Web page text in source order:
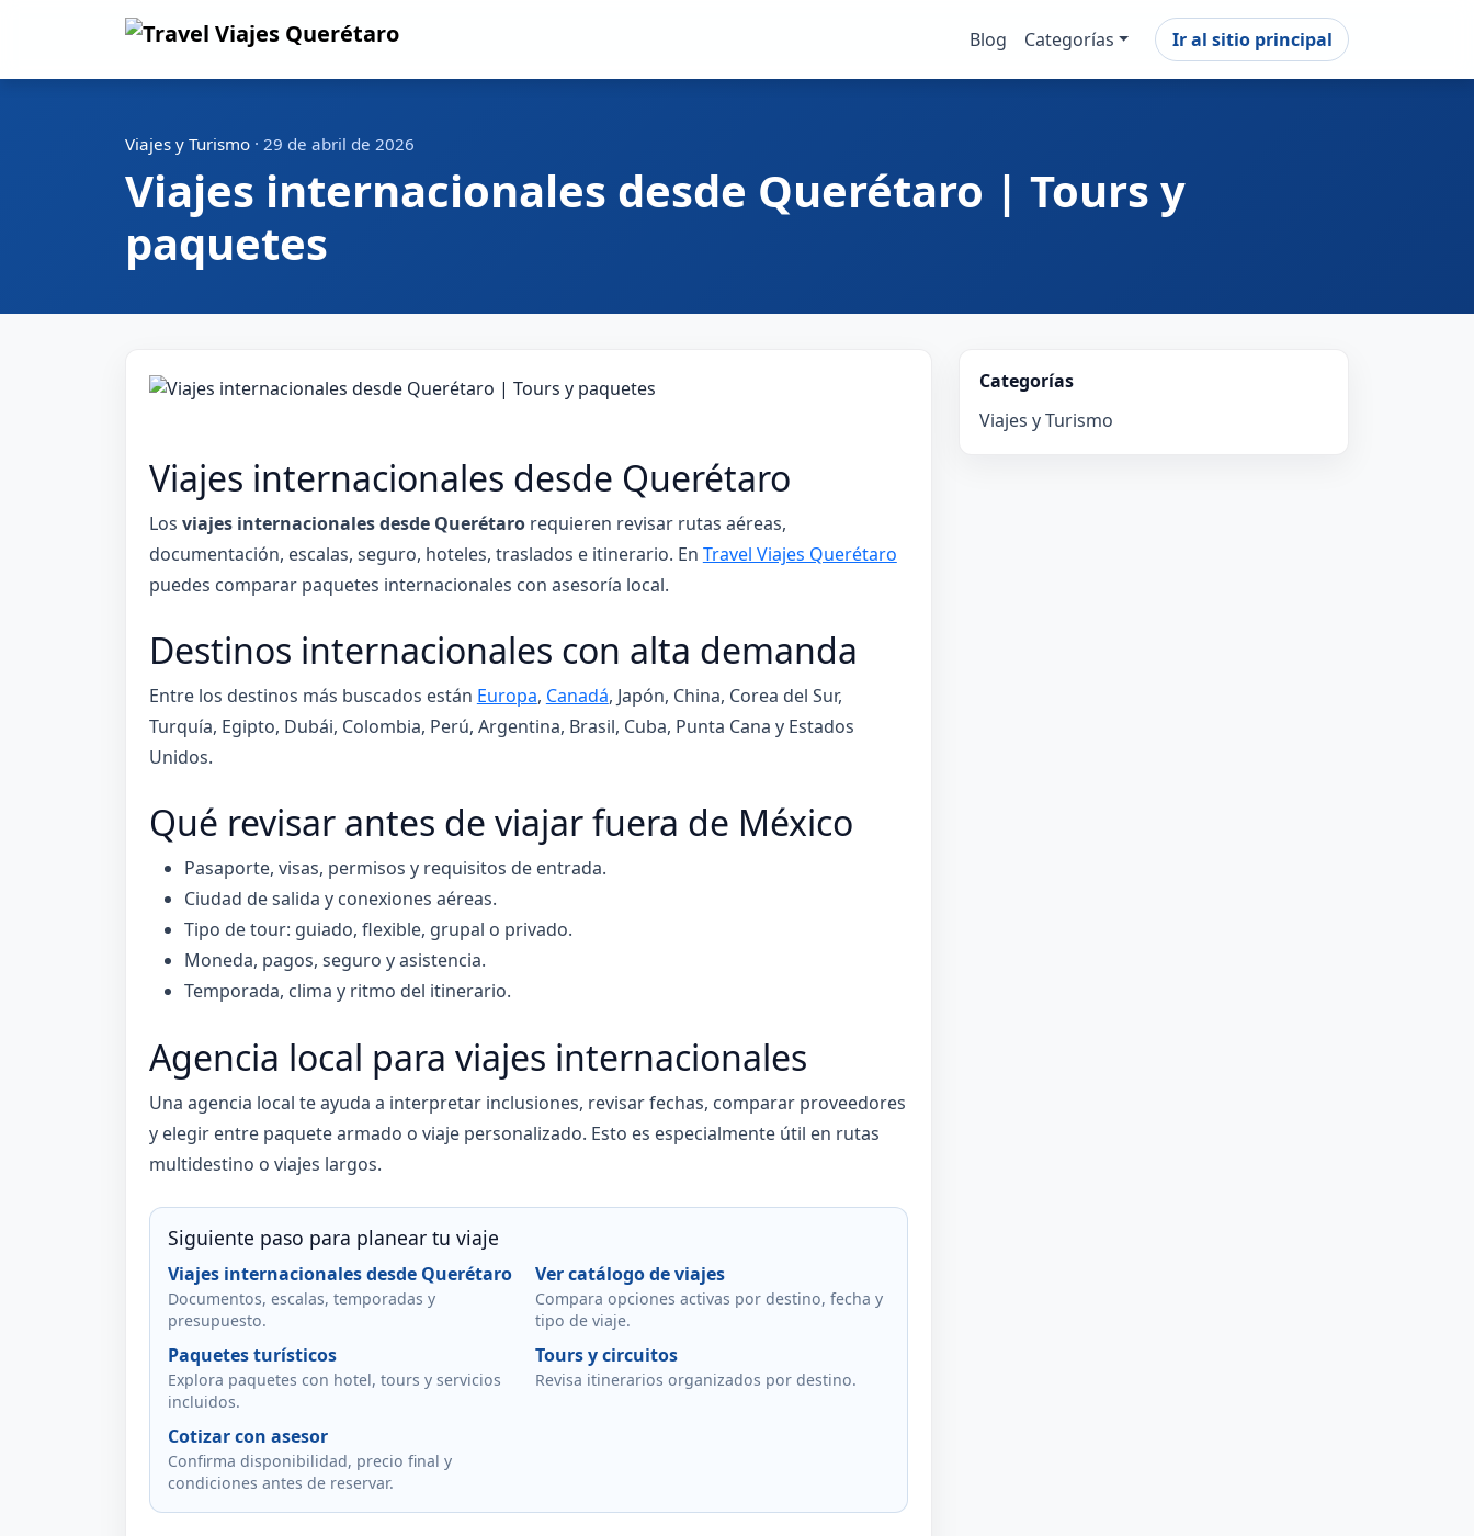
Blog Categorías Ir al sitio principal
Viajes y Turismo · 29 de abril de 2026
Viajes internacionales desde Querétaro | Tours y
paquetes
Viajes internacionales desde Querétaro
Los viajes internacionales desde Querétarorequieren revisar rutas aéreas,
documentación, escalas, seguro, hoteles, traslados e itinerario. En Travel Viajes Querétaro
puedes comparar paquetes internacionales con asesoría local.
Destinos internacionales con alta demanda
Entre los destinos más buscados están Europa, Canadá, Japón, China, Corea del Sur,
Turquía, Egipto, Dubái, Colombia, Perú, Argentina, Brasil, Cuba, Punta Cana y Estados
Unidos.
Qué revisar antes de viajar fuera de México
Pasaporte, visas, permisos y requisitos de entrada.
Ciudad de salida y conexiones aéreas.
Tipo de tour: guiado, flexible, grupal o privado.
Moneda, pagos, seguro y asistencia.
Temporada, clima y ritmo del itinerario.
Agencia local para viajes internacionales
Una agencia local te ayuda a interpretar inclusiones, revisar fechas, comparar proveedores
y elegir entre paquete armado o viaje personalizado. Esto es especialmente útil en rutas
multidestino o viajes largos.
Siguiente paso para planear tu viaje
Viajes internacionales desde Querétaro
Documentos, escalas, temporadas y
presupuesto.
Ver catálogo de viajes
Compara opciones activas por destino, fecha y
tipo de viaje.
Paquetes turísticos
Explora paquetes con hotel, tours y servicios
incluidos.
Tours y circuitos
Revisa itinerarios organizados por destino.
Cotizar con asesor
Confirma disponibilidad, precio final y
condiciones antes de reservar.
Categorías
Viajes y Turismo